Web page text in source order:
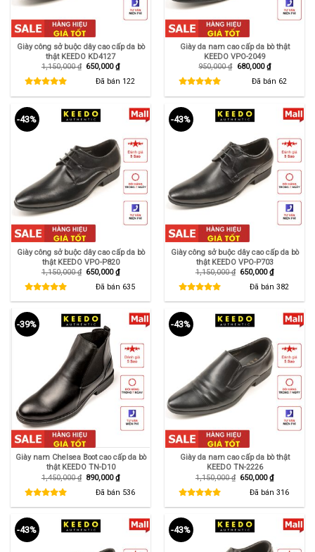
Giày công sở buộc dây cao cấp da bò
thật KEEDO KD4127
1,150,000₫ Giá
650,000₫Giá
hiện
tại
Đã bán 122
Giày da nam cao cấp da bò thật
KEEDO VPO-2049
950,000₫ Giá
680,000₫Giá
hiện
tại
Đã bán 62
-43%
Giày công sở buộc dây cao cấp da bò
thật KEEDO VPO-P820
1,150,000₫ Giá
1,150,000 ₫.
650,000₫Giá
hiện
tại
là:
650,000 ₫.
Đã bán 635
-43%
Giày công sở buộc dây cao cấp da bò
thật KEEDO VPO-P703
1,150,000₫ Giá
1,150,000 ₫.
650,000₫Giá
hiện
tại
là:
650,000 ₫.
Đã bán 382
-39%
Giày nam Chelsea Boot cao cấp da bò
thật KEEDO TN-D10
1,450,000₫ Giá
1,450,000 ₫.
890,000₫Giá
hiện
tại
là:
Đã bán 536
-43%
Giày da nam cao cấp da bò thật
KEEDO TN-2226
1,150,000₫ Giá
1,150,000 ₫.
650,000₫Giá
hiện
tại
là:
Đã bán 316
-43% -43%